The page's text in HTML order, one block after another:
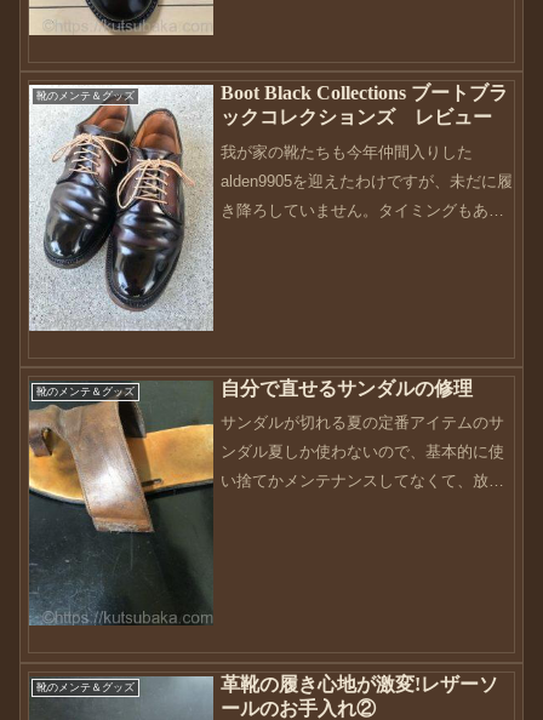
靴のメンテ＆グッズ
Boot Black Collections ブートブラ
ックコレクションズ レビュー
我が家の靴たちも今年仲間入りした
alden9905を迎えたわけですが、未だに履
き降ろしていません。タイミングもある
靴のメンテ＆グッズ 自分で直せるサンダルの修理
サンダルが切れる夏の定番アイテムのサ
ンダル夏しか使わないので、基本的に使
い捨てかメンテナンスしてなくて、放っ
靴のメンテ＆グッズ
革靴の履き心地が激変!レザーソ
ールのお手入れ②